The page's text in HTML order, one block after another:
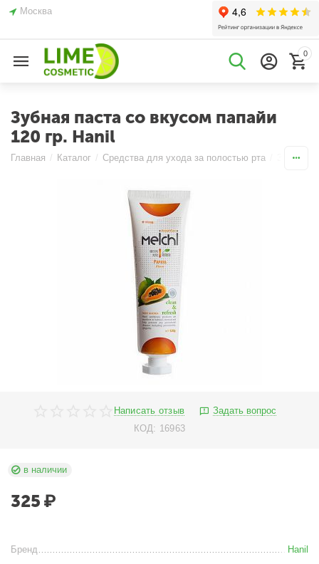
Москва
0
Зубная паста со вкусом папайи
120 гр. Hanil
Главная / Каталог / Средства для ухода за полостью рта Зубные
Написать отзыв
Задать вопрос
КОД: 16963
в наличии
325 ₽
Бренд Hanil